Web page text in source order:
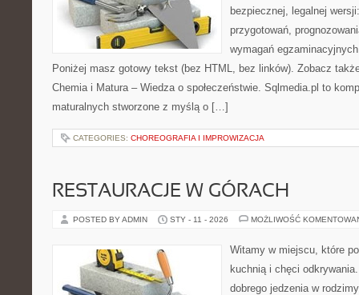
bezpiecznej, legalnej
przygotowań,
wymagań
Poniżej masz gotowy tekst (bez HTML, bez linków). Zobacz
Chemia i Matura – Wiedza o społeczeństwie. Sqlmedia.pl to
maturalnych stworzone z myślą o […]
CATEGORIES: CHOREOGRAFIA I IMPROWIZACJA
RESTAURACJE W GÓRACH
POSTED BY ADMIN STY - 11 - 2026 MOŻLIWOŚĆ
Witamy w miejscu, które
kuchnią i chęci
dobrego jedzenia w